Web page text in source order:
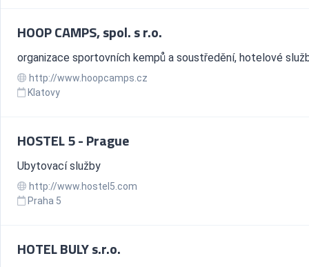
HOOP CAMPS, spol. s r.o.
organizace sportovních kempů a soustředění, hotelové
http://www.hoopcamps.cz
Klatovy
HOSTEL 5 - Prague
Ubytovací služby
http://www.hostel5.com
Praha 5
HOTEL BULY s.r.o.